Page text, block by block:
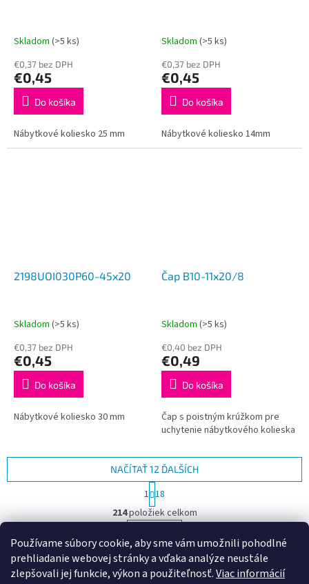
Používame súbory cookie, aby sme vám umožnili pohodlné
prehliadanie webovej stránky a vďaka analýze neustále
zlepšovali jej funkcie, výkon a použiteľnosť.Viac informácií
Skladom (>5 ks)
€0,37 bez DPH
€0,45
Do košíka
Nábytkové koliesko 25 mm
Skladom (>5 ks)
€0,37 bez DPH
€0,45
Do košíka
Nábytkové koliesko 14mm
2198UOI030P60-45x20
Skladom (>5 ks)
€0,37 bez DPH
€0,45
Do košíka
Nábytkové koliesko 30 mm
Čap B10-11x20/8
Skladom (>5 ks)
€0,40 bez DPH
€0,49
Do košíka
Čap s poistným krúžkom pre
uchytenie nábytkového kolieska
O
v
á
d
a
NAČÍTAŤ 12 ĎALŠÍCH
t
r
á
k
o
v
a
1 18
214položiek celkom